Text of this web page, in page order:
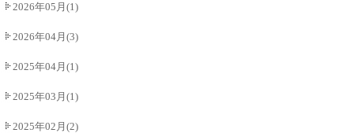
2026年05月(1)
2026年04月(3)
2025年04月(1)
2025年03月(1)
2025年02月(2)